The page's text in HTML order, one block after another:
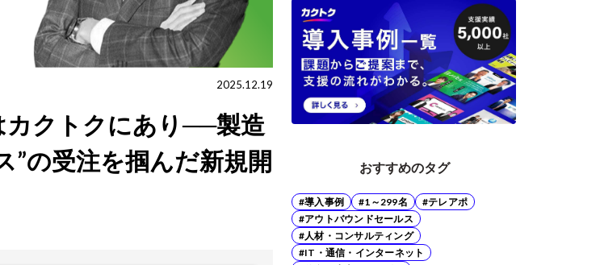
2025.12.19
カクトクにあり──製造
”の受注を掴んだ新規開
おすすめのタグ
#導入事例 #1～299名
#テレアポ
#アウトバウンドセールス
#人材・コンサルティング
#IT・通信・インターネット